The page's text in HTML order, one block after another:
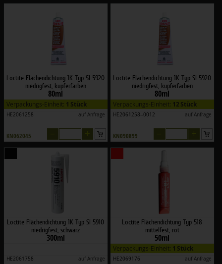
Loctite Flächendichtung 1K Typ SI 5920
niedrigfest, kupferfarben
80ml
Verpackungs-Einheit: 1 Stück
HE2061258 auf Anfrage
KN062045
Loctite Flächendichtung 1K Typ SI 5920
niedrigfest, kupferfarben
80ml
Verpackungs-Einheit: 12 Stück
HE2061258--0012 auf Anfrage
KN090899
Loctite Flächendichtung 1K Typ SI 5910
niedrigfest, schwarz
300ml
HE2061758 auf Anfrage
Loctite Flächendichtung Typ 518
mittelfest, rot
50ml
Verpackungs-Einheit: 1 Stück
HE2069176 auf Anfrage